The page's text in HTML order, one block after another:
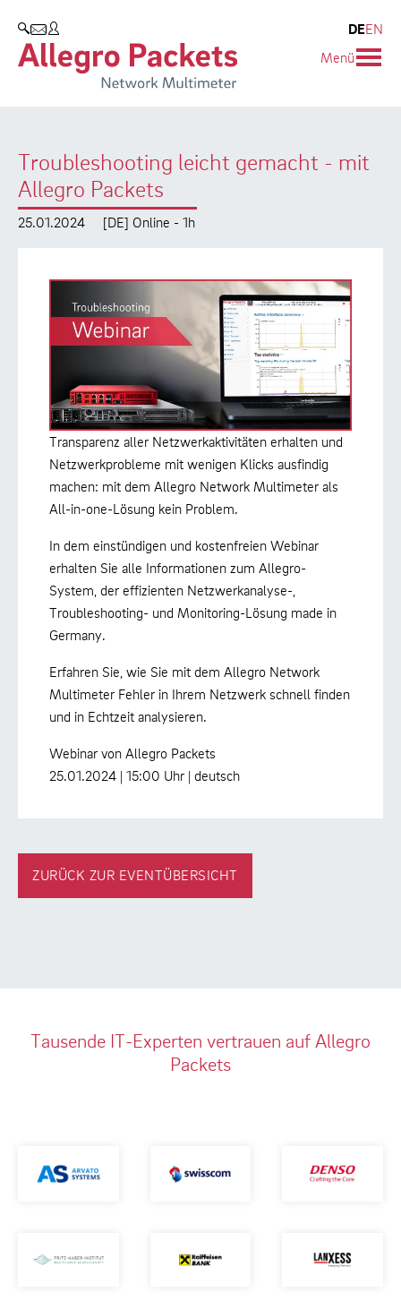
SUCHEN
DEEN
Menü
Troubleshooting leicht gemacht - mit
Allegro Packets
25.01.2024 [DE] Online - 1h
Transparenz aller Netzwerkaktivitäten erhalten und
Netzwerkprobleme mit wenigen Klicks ausfindig
machen: mit dem Allegro Network Multimeter als
All-in-one-Lösung kein Problem.
In dem einstündigen und kostenfreien Webinar
erhalten Sie alle Informationen zum Allegro-
System, der effizienten Netzwerkanalyse-,
Troubleshooting- und Monitoring-Lösung made in
Germany.
Erfahren Sie, wie Sie mit dem Allegro Network
Multimeter Fehler in Ihrem Netzwerk schnell finden
und in Echtzeit analysieren.
Webinar von Allegro Packets
25.01.2024 | 15:00 Uhr | deutsch
ZURÜCK ZUR EVENTÜBERSICHT
Tausende IT-Experten vertrauen auf Allegro
Packets
Allegro Network Multimeter
Produktübersicht
Use Cases
Whitepaper
Case Studies
Produkt-Handbuch
Unternehmen
Partner
Umweltschutz